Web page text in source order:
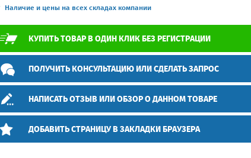
Наличие и цены на всех складах компании
КУПИТЬ ТОВАР В ОДИН КЛИК БЕЗ РЕГИСТРАЦИИ
ПОЛУЧИТЬ КОНСУЛЬТАЦИЮ ИЛИ СДЕЛАТЬ ЗАПРОС
НАПИСАТЬ ОТЗЫВ ИЛИ ОБЗОР О ДАННОМ ТОВАРЕ
ДОБАВИТЬ СТРАНИЦУ В ЗАКЛАДКИ БРАУЗЕРА